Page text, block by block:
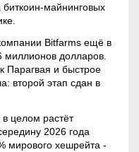
майнинговых
Bitfarms ещё в
миллионов долларов
Парагвая и быстрое
второй этап сдан в
целом растёт
2026 года
мирового хешрейта -